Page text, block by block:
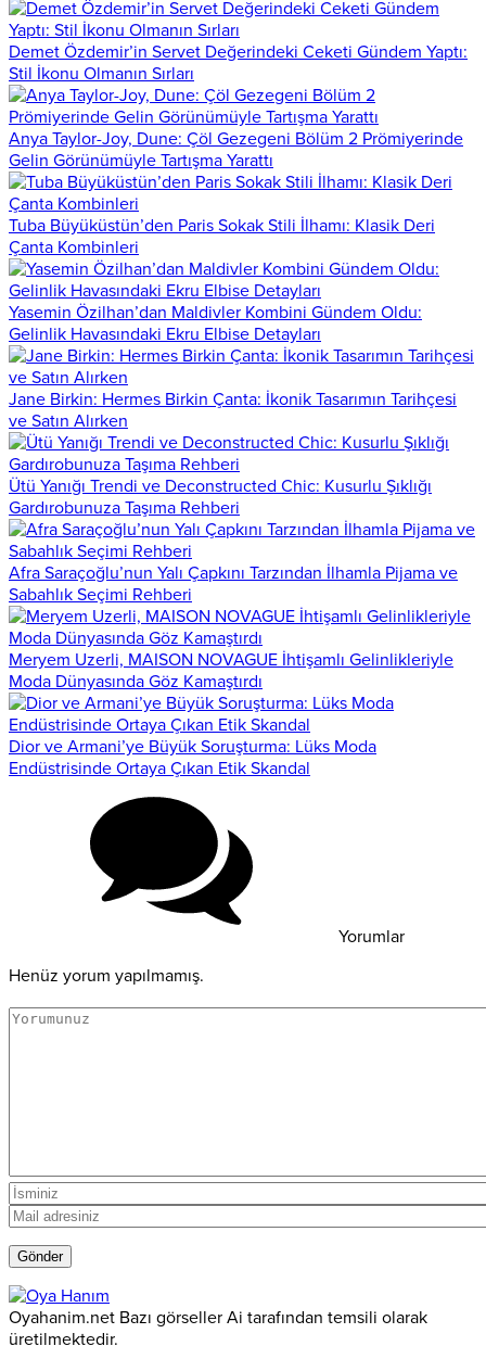
Demet Özdemir’in Servet Değerindeki Ceketi Gündem Yaptı:
Stil İkonu Olmanın Sırları
Anya Taylor-Joy, Dune: Çöl Gezegeni Bölüm 2 Prömiyerinde
Gelin Görünümüyle Tartışma Yarattı
Tuba Büyüküstün’den Paris Sokak Stili İlhamı: Klasik Deri
Çanta Kombinleri
Yasemin Özilhan’dan Maldivler Kombini Gündem Oldu:
Gelinlik Havasındaki Ekru Elbise Detayları
Jane Birkin: Hermes Birkin Çanta: İkonik Tasarımın Tarihçesi
ve Satın Alırken
Ütü Yanığı Trendi ve Deconstructed Chic: Kusurlu Şıklığı
Gardırobunuza Taşıma Rehberi
Afra Saraçoğlu’nun Yalı Çapkını Tarzından İlhamla Pijama ve
Sabahlık Seçimi Rehberi
Meryem Uzerli, MAISON NOVAGUE İhtişamlı Gelinlikleriyle
Moda Dünyasında Göz Kamaştırdı
Dior ve Armani’ye Büyük Soruşturma: Lüks Moda
Endüstrisinde Ortaya Çıkan Etik Skandal
Yorumlar
Henüz yorum yapılmamış.
Oyahanim.net Bazı görseller Ai tarafından temsili olarak
üretilmektedir.